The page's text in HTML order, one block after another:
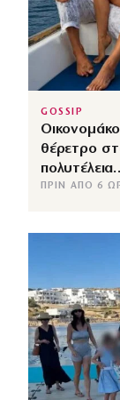
GOSSIP
θέρετρο
ΠΡΙΝ ΑΠΌ 6